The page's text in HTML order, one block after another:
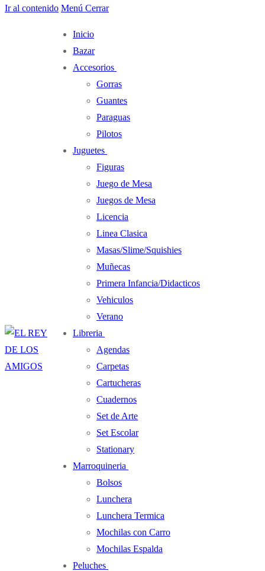
Ir al contenido Menú Cerrar
Inicio
Bazar
Accesorios
Gorras
Guantes
Paraguas
Pilotos
Juguetes
Figuras
Juego de Mesa
Juegos de Mesa
Licencia
Linea Clasica
Masas/Slime/Squishies
Muñecas
Primera Infancia/Didacticos
Vehiculos
Verano
Libreria
Agendas
Carpetas
Cartucheras
Cuadernos
Set de Arte
Set Escolar
Stationary
Marroquineria
Bolsos
Lunchera
Lunchera Termica
Mochilas con Carro
Mochilas Espalda
Peluches